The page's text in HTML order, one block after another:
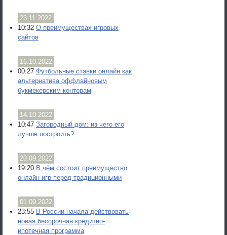
23.11.2022
10:32 О преимуществах игровых
сайтов
16.10.2022
00:27 Футбольные ставки онлайн как
альтернатива оффлайновым
букмекерским конторам
14.10.2022
10:47 Загородный дом: из чего его
лучше построить?
20.09.2022
19:20 В чём состоит преимущество
онлайн-игр перед традиционными
01.09.2022
23:55 В России начала действовать
новая бессрочная кредитно-
ипотечная программа